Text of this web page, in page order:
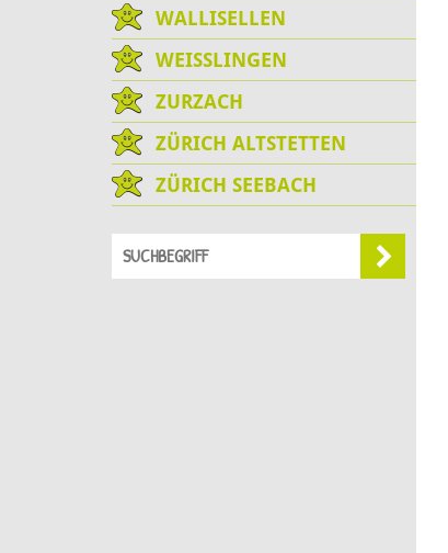
WALLISELLEN
WEISSLINGEN
ZURZACH
ZÜRICH ALTSTETTEN
ZÜRICH SEEBACH